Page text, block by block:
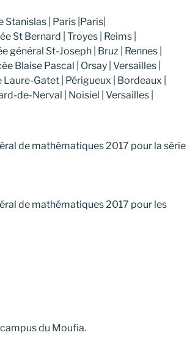
Stanislas | Paris |Paris|
St Bernard | Troyes | Reims |
général St-Joseph | Bruz | Rennes |
Blaise Pascal | Orsay | Versailles |
Gatet | Périgueux | Bordeaux |
de-Nerval | Noisiel | Versailles |
de mathématiques 2017 pour la série
de mathématiques 2017 pour les
du Moufia.